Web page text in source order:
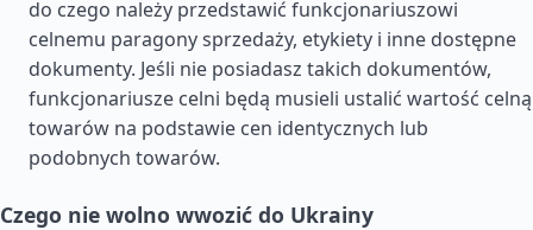
do czego należy przedstawić funkcjonariuszowi
celnemu paragony sprzedaży, etykiety i inne dostępne
dokumenty. Jeśli nie posiadasz takich dokumentów,
funkcjonariusze celni będą musieli ustalić wartość celną
towarów na podstawie cen identycznych lub
podobnych towarów.
Czego nie wolno wwozić do Ukrainy